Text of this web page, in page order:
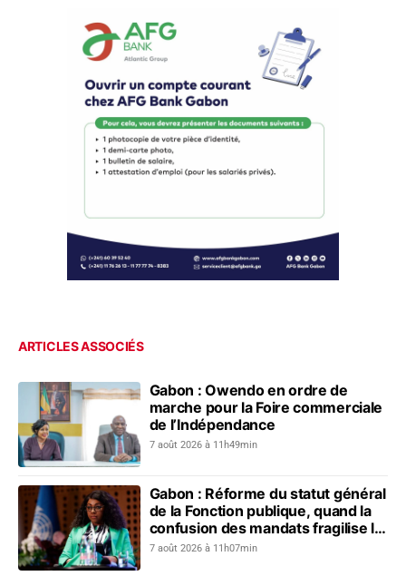
ARTICLES ASSOCIÉS
Gabon : Owendo en ordre de
marche pour la Foire commerciale
de l’Indépendance
7 août 2026 à 11h49min
Gabon : Réforme du statut général
de la Fonction publique, quand la
confusion des mandats fragilise le
dialogue social
7 août 2026 à 11h07min